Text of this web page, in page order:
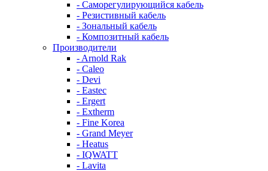
- Саморегулирующийся кабель
- Резистивный кабель
- Зональный кабель
- Композитный кабель
Производители
- Arnold Rak
- Caleo
- Devi
- Eastec
- Ergert
- Extherm
- Fine Korea
- Grand Meyer
- Heatus
- IQWATT
- Lavita